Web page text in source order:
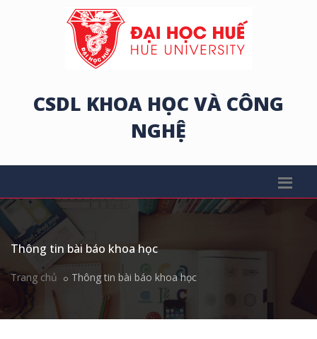
CSDL KHOA HỌC VÀ CÔNG
NGHỆ
Thông tin bài báo khoa học
Trang chủ Thông tin bài báo khoa học